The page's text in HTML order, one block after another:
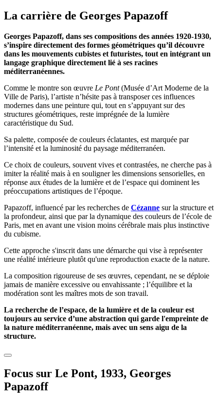
La carrière de Georges Papazoff
Georges Papazoff, dans ses compositions des années 1920-1930,
s’inspire directement des formes géométriques qu’il découvre
dans les mouvements cubistes et futuristes, tout en intégrant un
langage graphique directement lié à ses racines
méditerranéennes.
Comme le montre son œuvre Le Pont(Musée d’Art Moderne de la
Ville de Paris), l’artiste n’hésite pas à transposer ces influences
modernes dans une peinture qui, tout en s’appuyant sur des
structures géométriques, reste imprégnée de la lumière
caractéristique du Sud.
Sa palette, composée de couleurs éclatantes, est marquée par
l’intensité et la luminosité du paysage méditerranéen.
Ce choix de couleurs, souvent vives et contrastées, ne cherche pas à
imiter la réalité mais à en souligner les dimensions sensorielles, en
réponse aux études de la lumière et de l’espace qui dominent les
préoccupations artistiques de l’époque.
Papazoff, influencé par les recherches de Cézanne sur la structure et
la profondeur, ainsi que par la dynamique des couleurs de l’école de
Paris, met en avant une vision moins cérébrale mais plus instinctive
du cubisme.
Cette approche s'inscrit dans une démarche qui vise à représenter
une réalité intérieure plutôt qu'une reproduction exacte de la nature.
La composition rigoureuse de ses œuvres, cependant, ne se déploie
jamais de manière excessive ou envahissante ; l’équilibre et la
modération sont les maîtres mots de son travail.
La recherche de l’espace, de la lumière et de la couleur est
toujours au service d’une abstraction qui garde l'empreinte de
la nature méditerranéenne, mais avec un sens aigu de la
structure.
Focus sur Le Pont, 1933, Georges
Papazoff